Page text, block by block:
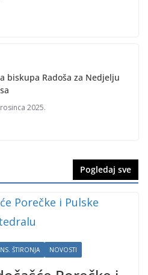
biskupa Radoša za Nedjelju
2025.
Pogledaj sve
ŠTIRONJA NOVOSTI